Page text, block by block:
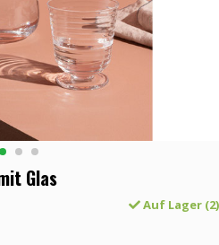
Glas
Auf Lager (2)